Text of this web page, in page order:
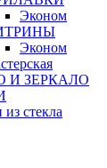
Эконом
Эконом
И ЗЕРКАЛО
стекла